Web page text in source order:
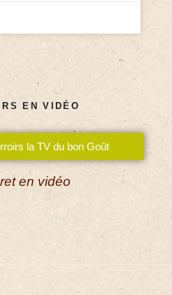
EN VIDÉO
la TV du bon Goût
en vidéo